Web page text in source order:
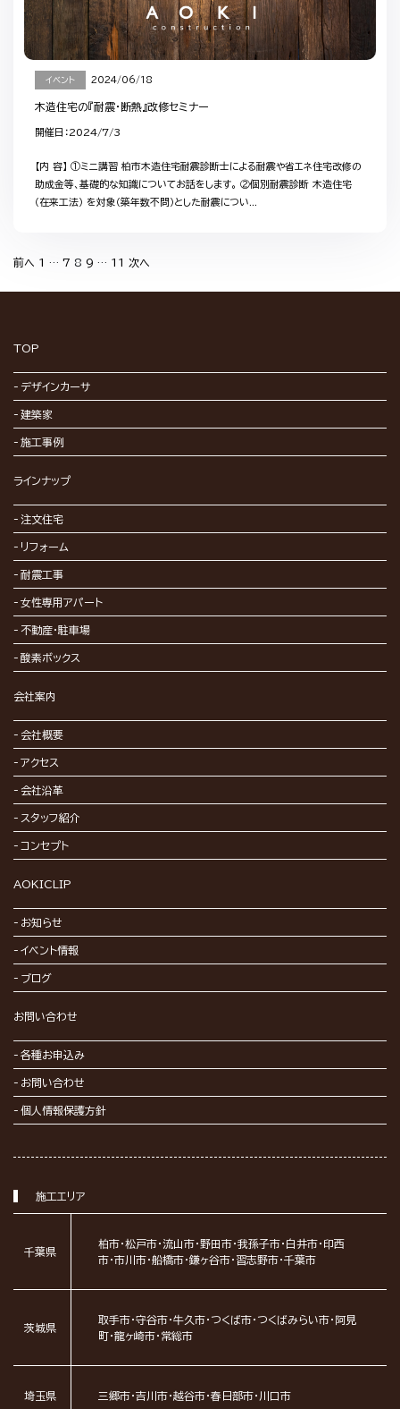
イベント 2024/06/18
木造住宅の『耐震・断熱』改修セミナー
開催日：2024/7/3
【内 容】 ①ミニ講習 柏市木造住宅耐震診断士による耐震や省エネ住宅改修の
助成金等、基礎的な知識についてお話をします。 ②個別耐震診断 木造住宅
（在来工法） を対象（築年数不問）とした耐震につい...
投
り
前へ 1 … 7 8 9 … 11 次へ
TOP
デザインカーサ
建築家
施工事例
ラインナップ
注文住宅
リフォーム
耐震工事
女性専用アパート
不動産・駐車場
酸素ボックス
会社案内
会社概要
アクセス
会社沿革
スタッフ紹介
コンセプト
AOKICLIP
お知らせ
イベント情報
ブログ
お問い合わせ
各種お申込み
お問い合わせ
個人情報保護方針
施工エリア
千葉県
柏市・松戸市・流山市・野田市・我孫子市・白井市・印西
市・市川市・船橋市・鎌ヶ谷市・習志野市・千葉市
茨城県
取手市・守谷市・牛久市・つくば市・つくばみらい市・阿見
町・龍ヶ崎市・常総市
埼玉県 三郷市・吉川市・越谷市・春日部市・川口市